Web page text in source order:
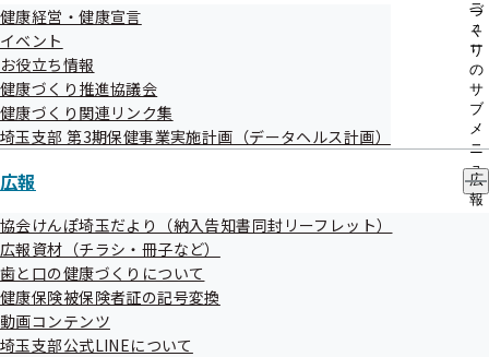
ニ
ュ
ー
づ
く
り
の
サ
ブ
メ
ニ
ュ
ー
健康経営・健康宣言
イベント
お役立ち情報
健康づくり推進協議会
健康づくり関連リンク集
埼玉支部 第3期保健事業実施計画（データヘルス計画）
広報
広
報
協会けんぽ埼玉だより（納入告知書同封リーフレット）
広報資材（チラシ・冊子など）
歯と口の健康づくりについて
健康保険被保険者証の記号変換
動画コンテンツ
埼玉支部公式LINEについて
ま）
特定健診実施機関一覧（ご家族さま）
令和8年度人間ドック健診実施機関一覧
健診パンフレット等